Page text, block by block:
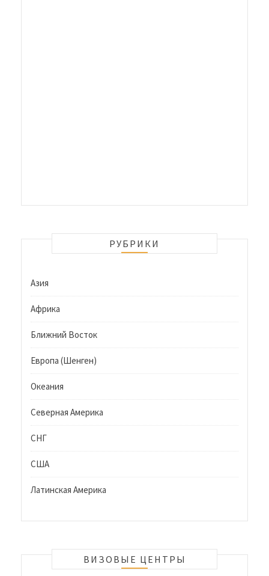
РУБРИКИ
Азия
Африка
Ближний Восток
Европа (Шенген)
Океания
Северная Америка
СНГ
США
Латинская Америка
ВИЗОВЫЕ ЦЕНТРЫ